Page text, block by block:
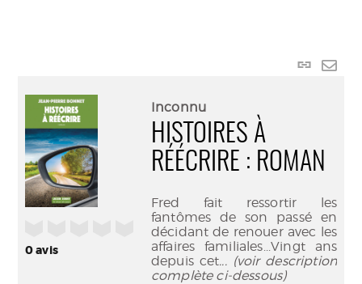
Lien
0avis
Inconnu
HISTOIRES À
RÉÉCRIRE : ROMAN
Fred fait ressortir les
fantômes de son passé en
décidant de renouer avec les
affaires familiales...Vingt ans
depuis cet... (voir description
complète ci-dessous)